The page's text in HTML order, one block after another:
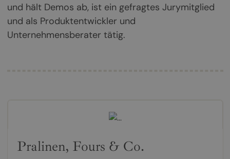
und hält Demos ab, ist ein gefragtes Jurymitglied
und als Produktentwickler und
Unternehmensberater tätig.
Pralinen, Fours & Co.